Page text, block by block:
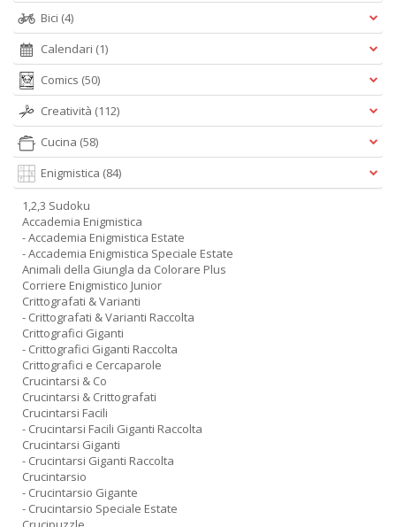
Bici (4)
Calendari (1)
Comics (50)
Creatività (112)
Cucina (58)
Enigmistica (84)
1,2,3 Sudoku
Accademia Enigmistica
- Accademia Enigmistica Estate
- Accademia Enigmistica Speciale Estate
Animali della Giungla da Colorare Plus
Corriere Enigmistico Junior
Crittografati & Varianti
- Crittografati & Varianti Raccolta
Crittografici Giganti
- Crittografici Giganti Raccolta
Crittografici e Cercaparole
Crucintarsi & Co
Crucintarsi & Crittografati
Crucintarsi Facili
- Crucintarsi Facili Giganti Raccolta
Crucintarsi Giganti
- Crucintarsi Giganti Raccolta
Crucintarsio
- Crucintarsio Gigante
- Crucintarsio Speciale Estate